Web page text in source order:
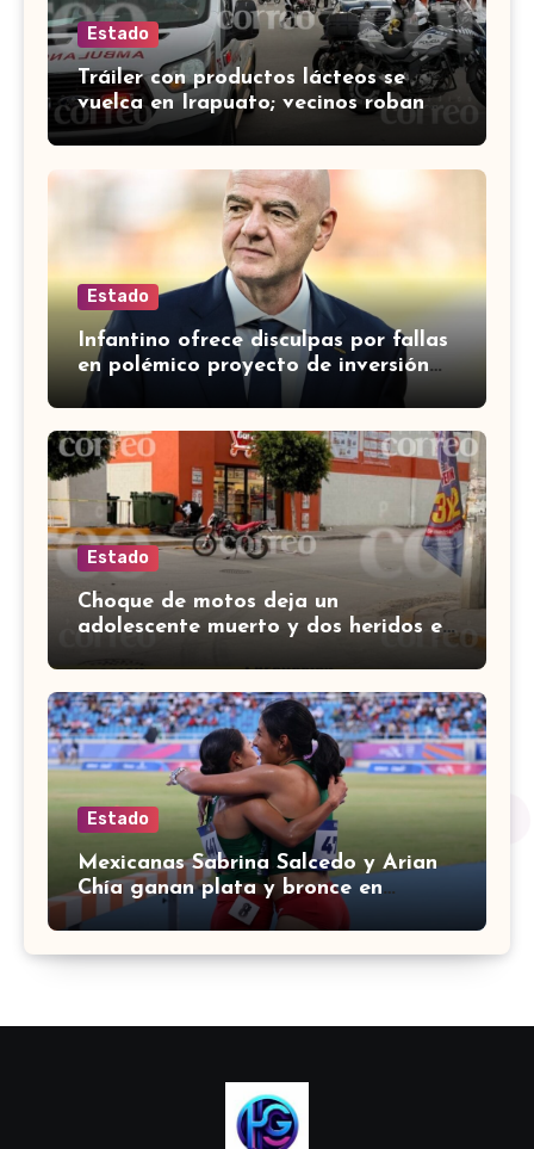
Estado
Tráiler con productos lácteos se
vuelca en Irapuato; vecinos roban
carga en lugar de auxiliar a heridos
Estado
Infantino ofrece disculpas por fallas
en polémico proyecto de inversión
privada de la FIFA
Estado
Choque de motos deja un
adolescente muerto y dos heridos en
colina Los Presidentes, en León
Estado
Mexicanas Sabrina Salcedo y Arian
Chía ganan plata y bronce en
3000m con obstáculos en
Centroamericanos 2026